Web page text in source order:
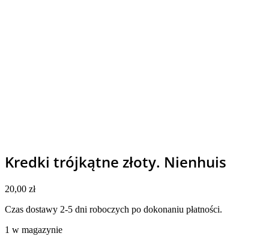
Kredki trójkątne złoty. Nienhuis
20,00 zł
Czas dostawy 2-5 dni roboczych po dokonaniu płatności.
1 w magazynie